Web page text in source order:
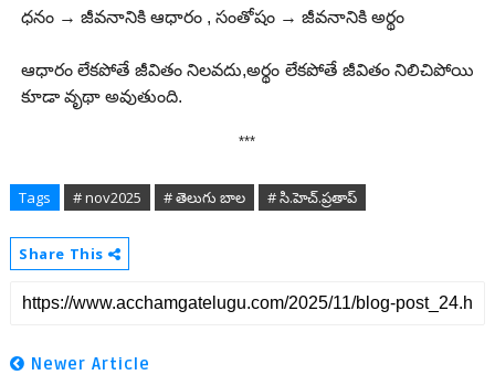
ధనం → జీవనానికి ఆధారం , సంతోషం → జీవనానికి అర్థం
ఆధారం లేకపోతే జీవితం నిలవదు,అర్థం లేకపోతే జీవితం నిలిచిపోయి
కూడా వృథా అవుతుంది.
***
Tags # nov2025 # తెలుగు బాల # సి.హెచ్.ప్రతాప్
Share This
Newer Article